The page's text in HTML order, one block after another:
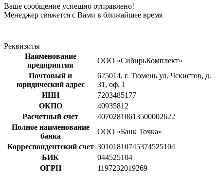
Ваше сообщение успешно отправлено!
Менеджер свяжется с Вами в ближайшее время
Реквизиты
Наименование
предприятия
ООО «СибирьКомплект»
Почтовый и
юридический адрес
625014, г. Тюмень ул. Чекистов, д.
31, оф. 1
ИНН
7203485177
ОКПО
40935812
Расчетный счет
40702810613500002622
Полное наименование
банка
ООО «Банк Точка»
Корреспондентский счет 30101810745374525104
БИК
044525104
ОГРН
1197232019269